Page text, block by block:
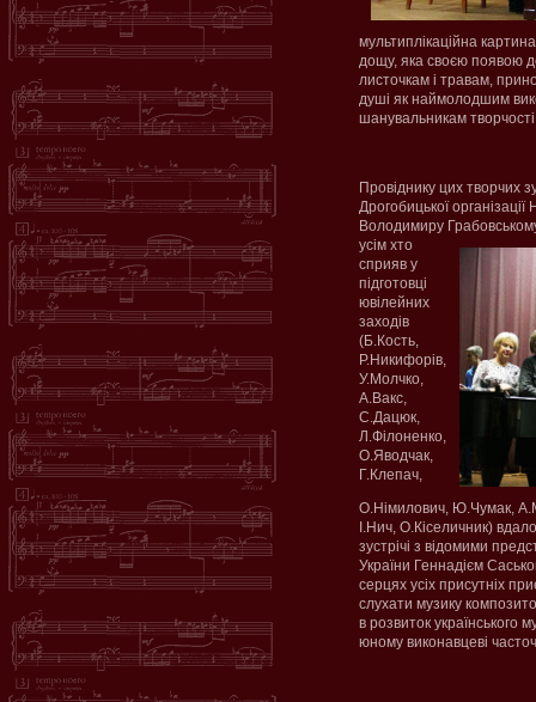
мультиплікаційна
дощу, яка своєю появою
листочкам і травам,
душі як наймолодшим
шанувальникам
Провіднику цих творчих
Дрогобицької
Володимиру
усім хто
сприяв у
підготовці
ювілейних
заходів
(Б.Кость,
Р.Никифорів,
У.Молчко,
А.Вакс,
С.Дацюк,
Л.Філоненко,
О.Яводчак,
Г.Клепач,
О.Німилович, Ю.Чумак,
І.Нич, О.Кіселичник)
зустрічі з відомими
України Геннадієм
серцях усіх присутніх
слухати музику
в розвиток українського
юному виконавцеві